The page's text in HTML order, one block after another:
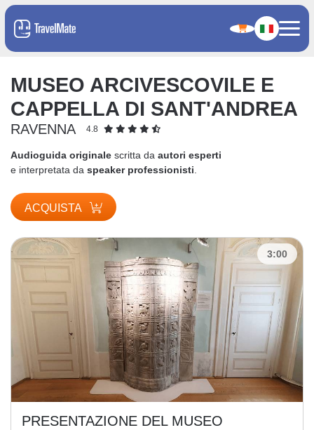
MUSEO ARCIVESCOVILE E
CAPPELLA DI SANT'ANDREA
RAVENNA 4.8
Audioguida originale scritta da autori esperti
e interpretata da speaker professionisti
ACQUISTA
3:00
PRESENTAZIONE DEL MUSEO